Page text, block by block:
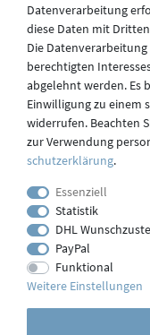
© 2023 GLAS
Datenverarbeitung
diese Daten mit
Die
berechtigten
abgelehnt werden. Es
Einwilligung zu einem
widerrufen. Beachten
zur Verwendung
schutz­erklärung.
Essenziell
Statistik
DHL
PayPal
Funktional
Weitere Einstellungen